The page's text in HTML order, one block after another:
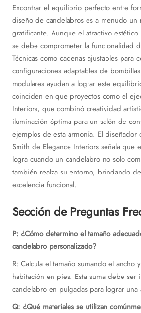
Encontrar el equilibrio perfecto entre
diseño de candelabros es a menudo
gratificante. Aunque el atractivo
se debe comprometer la funcionalidad
Técnicas como cadenas ajustables para
configuraciones adaptables de
modulares ayudan a lograr este
coinciden en que proyectos como el
Interiors, que combinó creatividad
iluminación óptima para un salón de
ejemplos de esta armonía. El diseñador
Smith de Elegance Interiors señala que
logra cuando un candelabro no solo
también realza su entorno, brindando
excelencia funcional.
Sección de Preguntas
P: ¿Cómo determino el tamaño
candelabro personalizado?
R: Calcula el tamaño sumando el ancho
habitación en pies. Esta suma debe ser
candelabro en pulgadas para lograr una
Q: ¿Qué materiales se utilizan